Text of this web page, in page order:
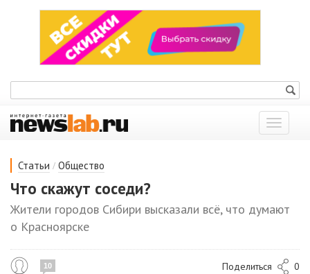
Показать
меню
Статьи / Общество
Что скажут соседи?
Жители городов Сибири высказали всё, что думают
о Красноярске
10 Поделиться 0